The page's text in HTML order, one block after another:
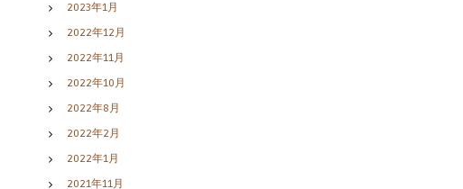
2023年1月
2022年12月
2022年11月
2022年10月
2022年8月
2022年2月
2022年1月
2021年11月